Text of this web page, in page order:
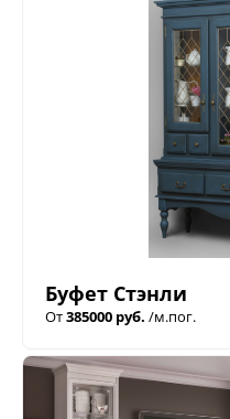
Буфет Стэнли
От385000 руб. /м.пог.